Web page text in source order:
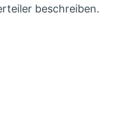
beschreiben.